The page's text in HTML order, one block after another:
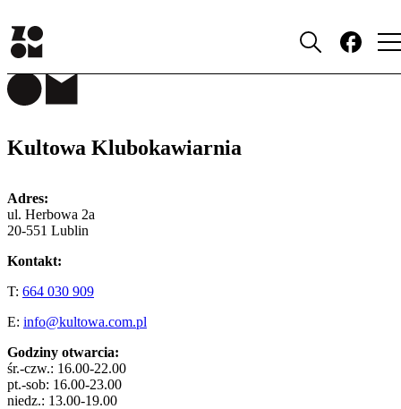
MIEJSCA
Kultowa Klubokawiarnia
Adres:
ul. Herbowa 2a
20-551 Lublin
Kontakt:
T: 664 030 909
E: info@kultowa.com.pl
Godziny otwarcia:
śr.-czw.: 16.00-22.00
pt.-sob: 16.00-23.00
niedz.: 13.00-19.00